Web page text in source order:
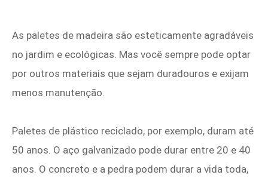
As paletes de madeira são esteticamente agradáveis
no jardim e ecológicas. Mas você sempre pode optar
por outros materiais que sejam duradouros e exijam
menos manutenção.
Paletes de plástico reciclado, por exemplo, duram até
50 anos. O aço galvanizado pode durar entre 20 e 40
anos. O concreto e a pedra podem durar a vida toda,